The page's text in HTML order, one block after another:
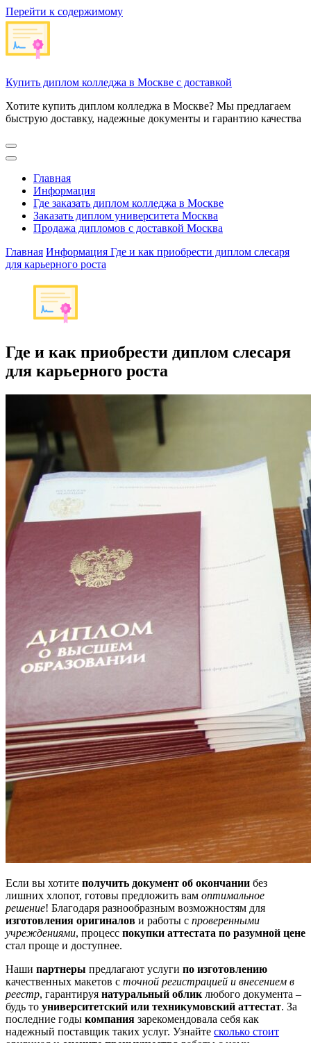
Перейти к содержимому
Купить диплом колледжа в Москве с доставкой
Хотите купить диплом колледжа в Москве? Мы предлагаем
быструю доставку, надежные документы и гарантию качества
Главная
Информация
Где заказать диплом колледжа в Москве
Заказать диплом университета Москва
Продажа дипломов с доставкой Москва
Главная Информация Где и как приобрести диплом слесаря
для карьерного роста
Где и как приобрести диплом слесаря
для карьерного роста
Если вы хотите получить документ об окончании без
лишних хлопот, готовы предложить вам оптимальное
решение! Благодаря разнообразным возможностям для
изготовления оригиналов и работы с проверенными
учреждениями, процесс покупки аттестата по разумной цене
стал проще и доступнее.
Наши партнеры предлагают услуги по изготовлению
качественных макетов с точной регистрацией и внесением в
реестр, гарантируя натуральный облик любого документа –
будь то университетский или техникумовский аттестат. За
последние годы компания зарекомендовала себя как
надежный поставщик таких услуг. Узнайте сколько стоит